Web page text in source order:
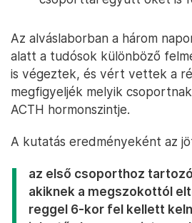
Az alváslaborban a három
alatt a tudósok különböző
is végeztek, és vért vettek a
megfigyeljék melyik
ACTH hormonszintje.
A kutatás eredményeként az
az első csoporthoz
akiknek a megszokottól
reggel 6-kor fel kellett